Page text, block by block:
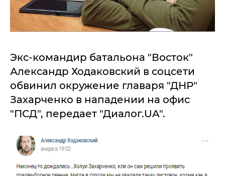
Экс-командир батальона "Восток"
Александр Ходаковский в соцсети
обвинил окружение главаря "ДНР"
Захарченко в нападении на офис
"ПСД", передает "Диалог.UA".